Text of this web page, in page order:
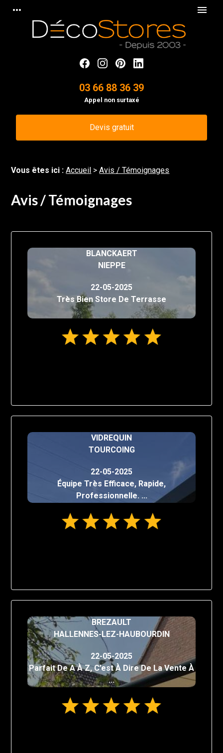
more_horiz menu
03 66 88 36 39
Appel non surtaxé
Devis gratuit
Vous êtes ici :Accueil >Avis / Témoignages
Avis / Témoignages
BLANCKAERT
NIEPPE
22-05-2025
Très Bien Store De Terrasse
VIDREQUIN
TOURCOING
22-05-2025
Équipe Très Efficace, Rapide,
Professionnelle. ...
BREZAULT
HALLENNES-LEZ-HAUBOURDIN
22-05-2025
Parfait De A À Z, C’est À Dire De La Vente À
...